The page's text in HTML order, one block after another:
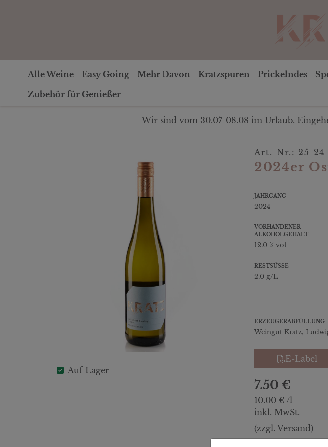
Alle Weine Easy Going Mehr Davon Kratzspuren Prickelndes
Zubehör für Genießer
Wir sind vom 30.07-08.08 im Urlaub.
Auf Lager
Art.-Nr.: 25-24
2024er
JAHRGANG
2024
VORHANDENER
ALKOHOLGEHALT
12.0 % vol
RESTSÜSSE
2.0 g/L
ERZEUGERABFÜLLUNG
Weingut Kratz,
E-Label
7.50 €
10.00 € /l
inkl. MwSt.
(zzgl. Versand)